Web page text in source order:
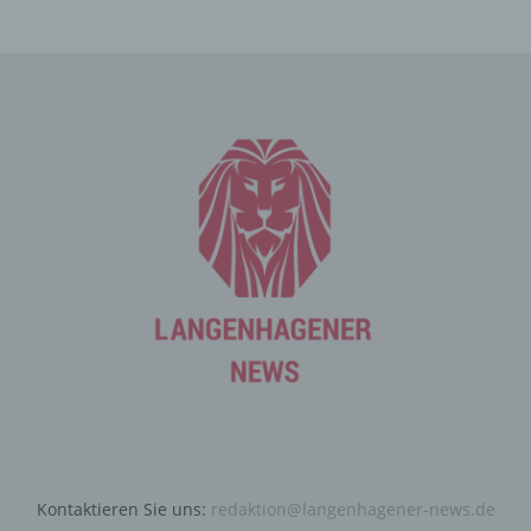
Kontaktieren Sie uns: redaktion@langenhagener-news.de
gespeichert. Erfasst werden können die (1) verwendeten
Browsertypen und Versionen, (2) das vom zugreifenden
System verwendete Betriebssystem, (3) die
Internetseite, von welcher ein zugreifendes System auf
unsere Internetseite gelangt (sogenannte Referrer), (4)
die Unterwebseiten, welche über ein zugreifendes
System auf unserer Internetseite angesteuert werden,
(5) das Datum und die Uhrzeit eines Zugriffs auf die
Adresse), (7) der Internet-Service-Provider des
Bei der Nutzung dieser allgemeinen Daten und